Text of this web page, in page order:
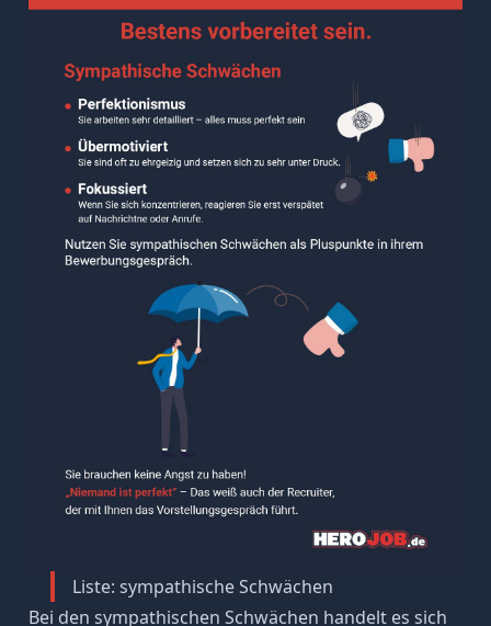
Liste: sympathische Schwächen
Bei den sympathischen Schwächen handelt es sich